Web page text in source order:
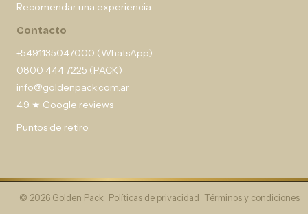
Recomendar una experiencia
Contacto
+5491135047000 (WhatsApp)
0800 444 7225 (PACK)
info@goldenpack.com.ar
4,9 ★ Google reviews
Puntos de retiro
© 2026 Golden Pack · Políticas de privacidad · Términos y condiciones